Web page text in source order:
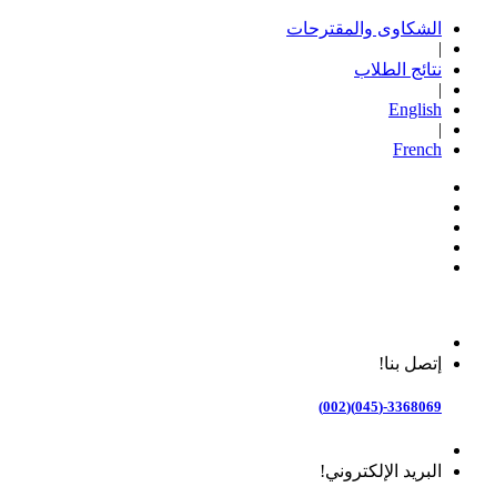
الشكاوى والمقترحات
|
نتائج الطلاب
|
English
|
French
إتصل بنا!
3368069-(045)(002)
البريد الإلكتروني!